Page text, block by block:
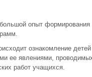
опыт формирования
ознакомление
ее явлениями,
работ учащихся.